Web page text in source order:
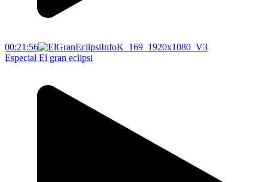
00:21:56
Especial El gran eclipsi